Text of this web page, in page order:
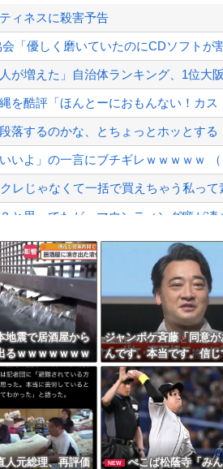
・長岡、巨人・ハワードから第4号先
前で大絶叫ｗｗｗｗｗｗｗｗ
の絵ごと、このジャンルはそろそろ終
ん」→実態は2881億円の債務超過
1週間途絶え、様々な憶測が飛び交う
首を絞め、暴動第二波不可避へ
ィネスに殺害予告
「優しく磨いていたのにCDソフトが
が増えた」自治体ランキング、1位大
を酷評「ほんとーにおもんない！カ
落するのかな、とちょっとホッとする
いよ」の一言にブチギレｗｗｗｗｗ
レじゃなくて一括で買えちゃう私って
と思ってたが、マウンティング癖が凄
川で外国人が溺れてしまう事故。
ぶり史上最大級の火山の兆し＝韓国
ール南野がバースデーゴール！！
地震で居酒屋から
るｗｗｗｗｗｗｗ
ジャンポケ斉藤「同意が
んです。本当です。信じ
い」 ←何でこの主張が
いの？
人元総理、再評価
NEW
ぺこぱ松蔭寺「み